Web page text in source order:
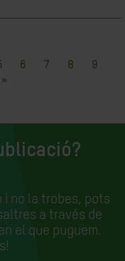
6 7 8
9
»
i no la trobes, pots
a través de
el que puguem.